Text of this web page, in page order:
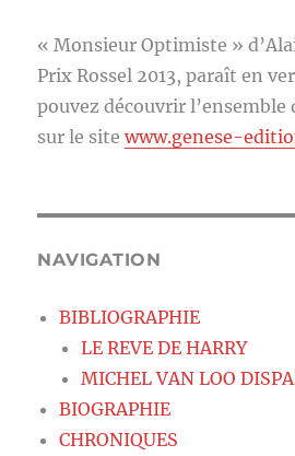
« Monsieur Optimiste »
Prix Rossel 2013, paraît en
pouvez découvrir l’ensemble
sur le sitewww.genese-
NAVIGATION
BIBLIOGRAPHIE
LE REVE DE HARRY
MICHEL VAN LOO
BIOGRAPHIE
CHRONIQUES